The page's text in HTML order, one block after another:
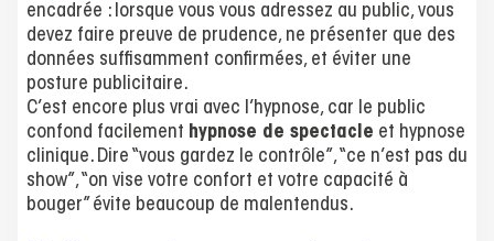
encadrée : lorsque vous vous adressez au public, vous
devez faire preuve de prudence, ne présenter que des
données suffisamment confirmées, et éviter une
posture publicitaire.
C’est encore plus vrai avec l’hypnose, car le public
confond facilement hypnose de spectacle et hypnose
clinique. Dire “vous gardez le contrôle”, “ce n’est pas du
show”, “on vise votre confort et votre capacité à
bouger” évite beaucoup de malentendus.